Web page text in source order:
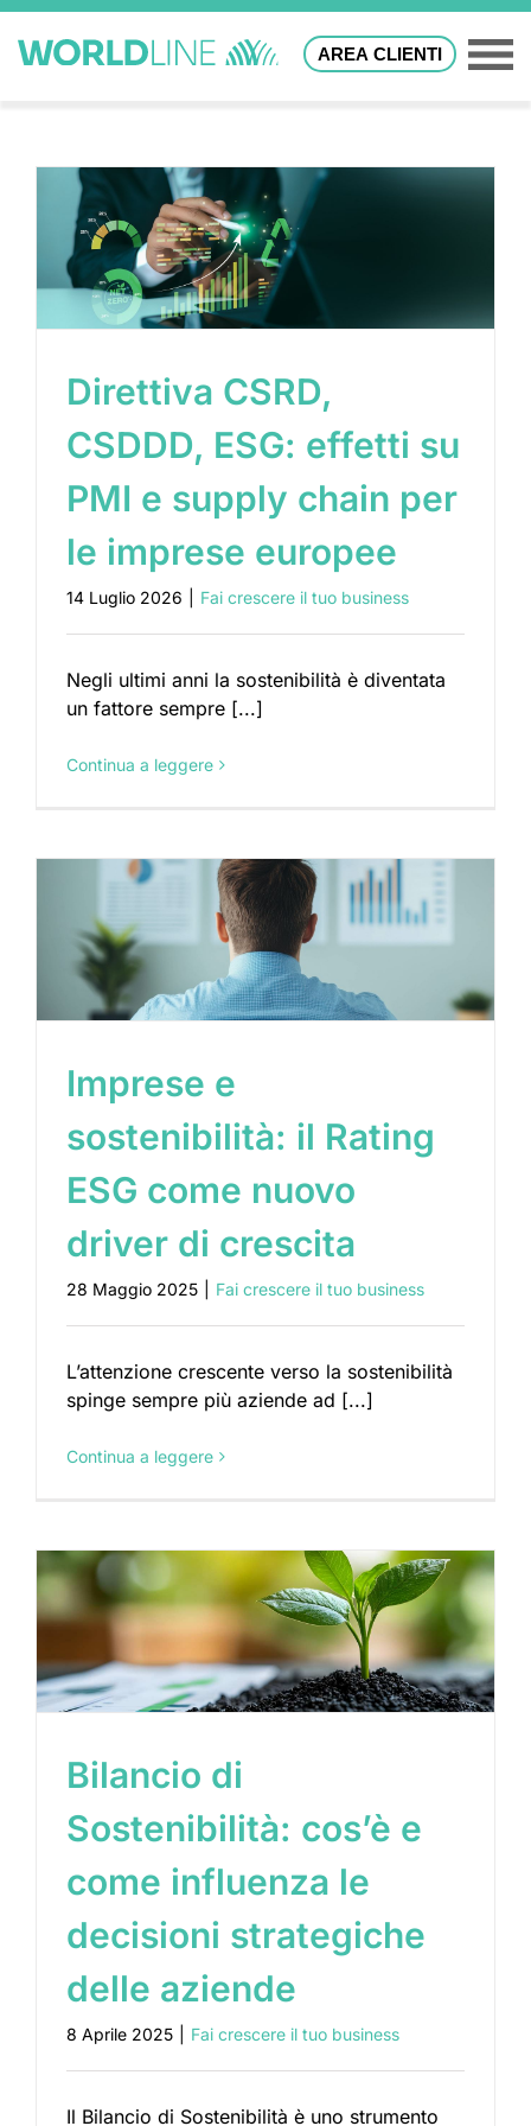
AREA CLIENTI
Direttiva CSRD,
CSDDD, ESG: effetti su
PMI e supply chain per
le imprese europee
14 Luglio 2026 Fai crescere il tuo business
Negli ultimi anni la sostenibilità è diventata
un fattore sempre [...]
Continua a leggere
Imprese e
sostenibilità: il Rating
ESG come nuovo
driver di crescita
28 Maggio 2025 Fai crescere il tuo business
L’attenzione crescente verso la sostenibilità
spinge sempre più aziende ad [...]
Continua a leggere
Bilancio di
Sostenibilità: cos’è e
come influenza le
decisioni strategiche
delle aziende
8 Aprile 2025 Fai crescere il tuo business
Il Bilancio di Sostenibilità è uno strumento